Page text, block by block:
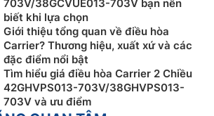
độ thông minh
18000btu 1 chiều inverter
38GCVUE018-703V được trang bị
nhiệt độ thông minh có khả năng
703V/38GCVUE013-703V bạn nên
biết khi lựa chọn
Giới thiệu tổng quan về điều hòa
Carrier? Thương hiệu, xuất xứ và các
đặc điểm nổi bật
Tìm hiểu giá điều hòa Carrier 2 Chiều
42GHVPS013-703V/38GHVPS013-
703V và ưu điểm